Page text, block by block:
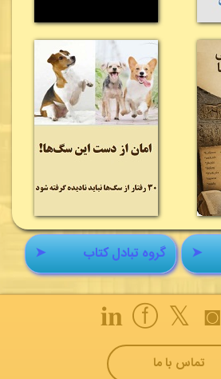
➤ گروه تبادل کتاب ➤
◙
𝕏
ⓕ
𝐢𝐧
تماس با ما